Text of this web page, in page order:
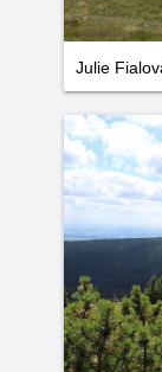
Julie